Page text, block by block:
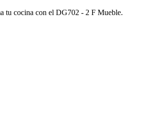
tu cocina con el DG702 - 2 F Mueble.